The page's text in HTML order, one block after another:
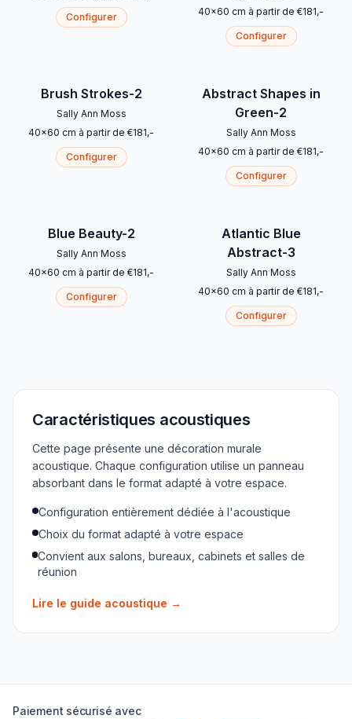
Configurer
40x60 cm à partir de €181,-
Configurer
Brush Strokes-2
Sally Ann Moss
40x60 cm à partir de €181,-
Configurer
Abstract Shapes in
Green-2
Sally Ann Moss
40x60 cm à partir de €181,-
Configurer
Blue Beauty-2
Sally Ann Moss
40x60 cm à partir de €181,-
Configurer
Atlantic Blue
Abstract-3
Sally Ann Moss
40x60 cm à partir de €181,-
Configurer
Caractéristiques acoustiques
Cette page présente une décoration murale
acoustique. Chaque configuration utilise un panneau
absorbant dans le format adapté à votre espace.
Configuration entièrement dédiée à l'acoustique
Choix du format adapté à votre espace
Convient aux salons, bureaux, cabinets et salles de
réunion
Lire le guide acoustique →
Paiement sécurisé avec